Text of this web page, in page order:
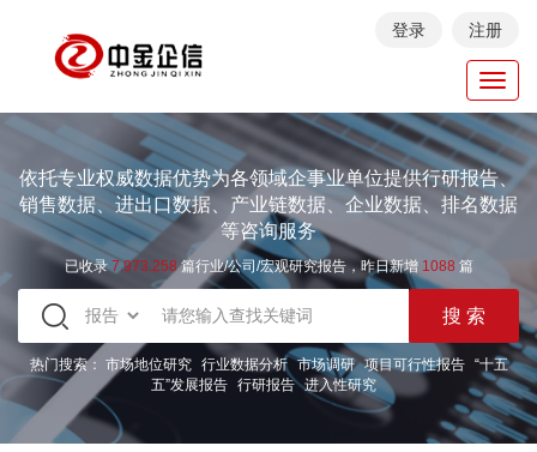
登录 注册
依托专业权威数据优势为各领域企事业单位提供行研报告、
销售数据、进出口数据、产业链数据、企业数据、排名数据
等咨询服务
已收录7.973.258篇行业/公司/宏观研究报告，昨日新增 1088 篇
热门搜索： 市场地位研究 行业数据分析 市场调研 项目可行性报告
“十五
五”发展报告 行研报告 进入性研究